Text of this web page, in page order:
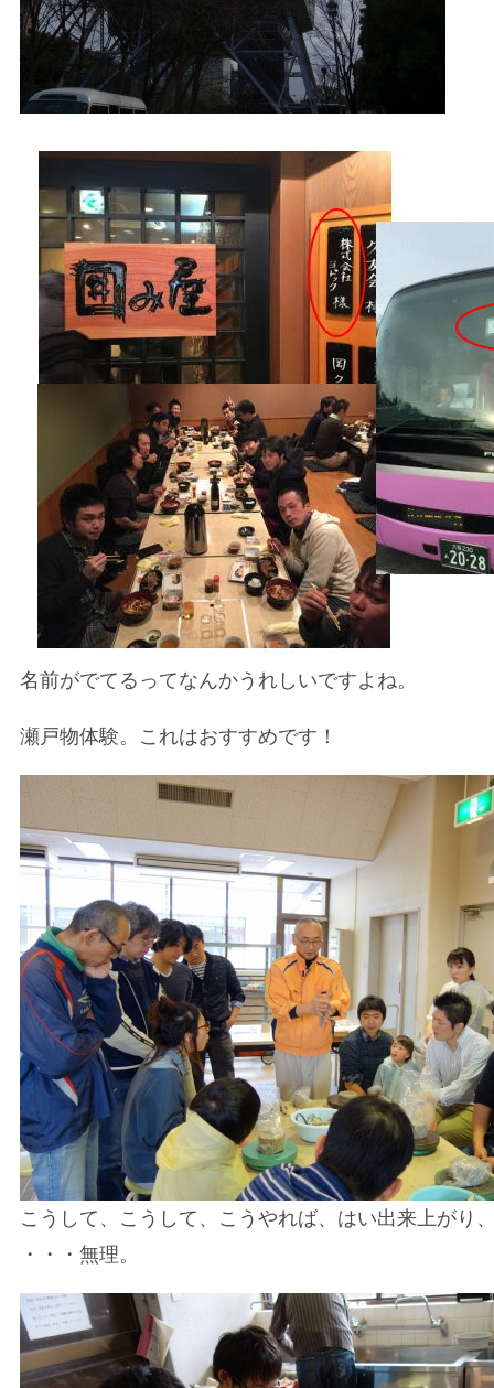
名前がでてるってなんかうれしいですよね。
瀬戸物体験。これはおすすめです！
こうして、こうして、こうやれば、はい出来上がり
・・・無理。